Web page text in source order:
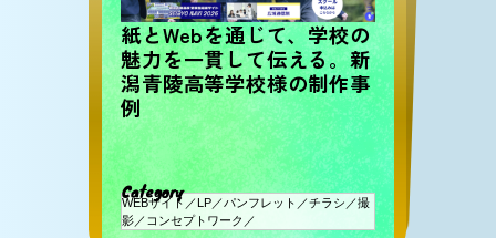
紙とWebを通じて、学校の
魅力を一貫して伝える。新
潟青陵高等学校様の制作事
例
Category
WEBサイト／LP／パンフレット／チラシ／撮
影／コンセプトワーク／
エリアが限られるサービス
では「何を伝えるか」が成
果を分ける – LP改善でコ
ンバージョン率を約3倍に
引き上げた事例
Category
Web広告／LP制作